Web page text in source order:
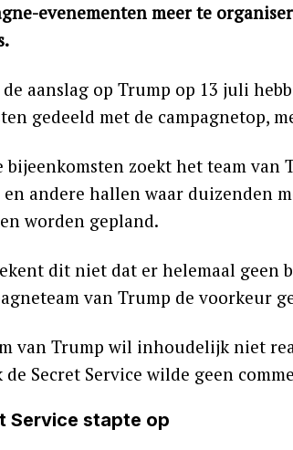
evenementen meer te
aanslag op Trump op 13 juli
gedeeld met de campagnetop,
bijeenkomsten zoekt het team van
en andere hallen waar duizenden
worden gepland.
dit niet dat er helemaal geen
van Trump de voorkeur
van Trump wil inhoudelijk niet
de Secret Service wilde geen
Service stapte op